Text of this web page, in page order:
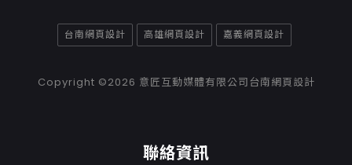
台南網頁設計 高雄網頁設計 嘉義網頁設計
Copyright ©2026 意匠互動媒體有限公司台南網頁設計
聯絡資訊